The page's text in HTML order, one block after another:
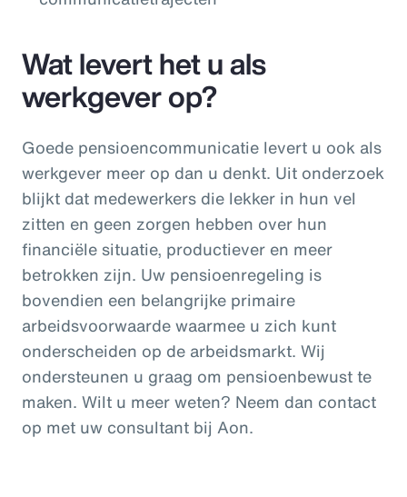
Wat levert het u als
werkgever op?
Goede pensioencommunicatie levert u ook als
werkgever meer op dan u denkt. Uit onderzoek
blijkt dat medewerkers die lekker in hun vel
zitten en geen zorgen hebben over hun
financiële situatie, productiever en meer
betrokken zijn. Uw pensioenregeling is
bovendien een belangrijke primaire
arbeidsvoorwaarde waarmee u zich kunt
onderscheiden op de arbeidsmarkt. Wij
ondersteunen u graag om pensioenbewust te
maken. Wilt u meer weten? Neem dan contact
op met uw consultant bij Aon.